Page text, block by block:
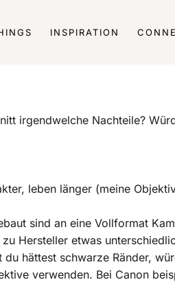
INSPIRATION
irgendwelche Nachteile?
leben länger (meine
sind an eine Vollformat
Hersteller etwas
hättest schwarze Ränder,
verwenden. Bei Canon